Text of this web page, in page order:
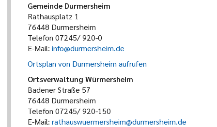
Gemeinde Durmersheim
Rathausplatz 1
76448 Durmersheim
Telefon 07245/ 920-0
E-Mail: info@durmersheim.de
Ortsplan von Durmersheim aufrufen
Ortsverwaltung Würmersheim
Badener Straße 57
76448 Durmersheim
Telefon 07245/ 920-150
E-Mail: rathauswuermersheim@durmersheim.de